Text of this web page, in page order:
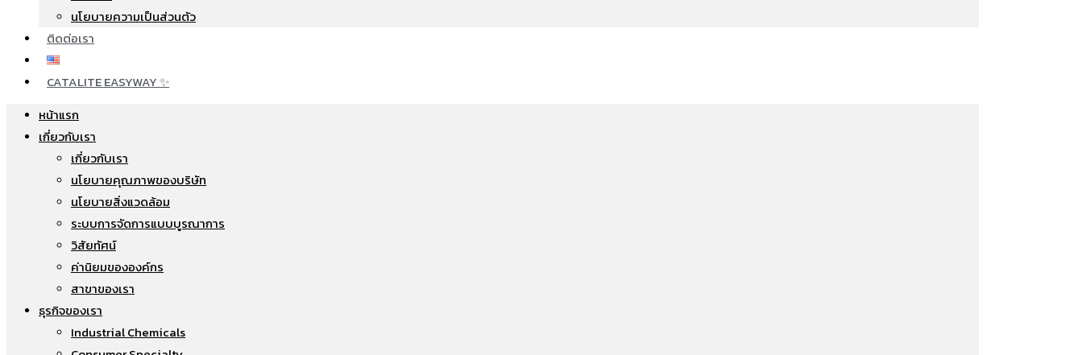
นโยบายความเป็นส่วนตัว
ติดต่อเรา
CATALITE EASYWAY ✨
หน้าแรก
เกี่ยวกับเรา
เกี่ยวกับเรา
นโยบายคุณภาพของบริษัท
นโยบายสิ่งแวดล้อม
ระบบการจัดการแบบบูรณาการ
วิสัยทัศน์
ค่านิยมขององค์กร
สาขาของเรา
ธุรกิจของเรา
Industrial Chemicals